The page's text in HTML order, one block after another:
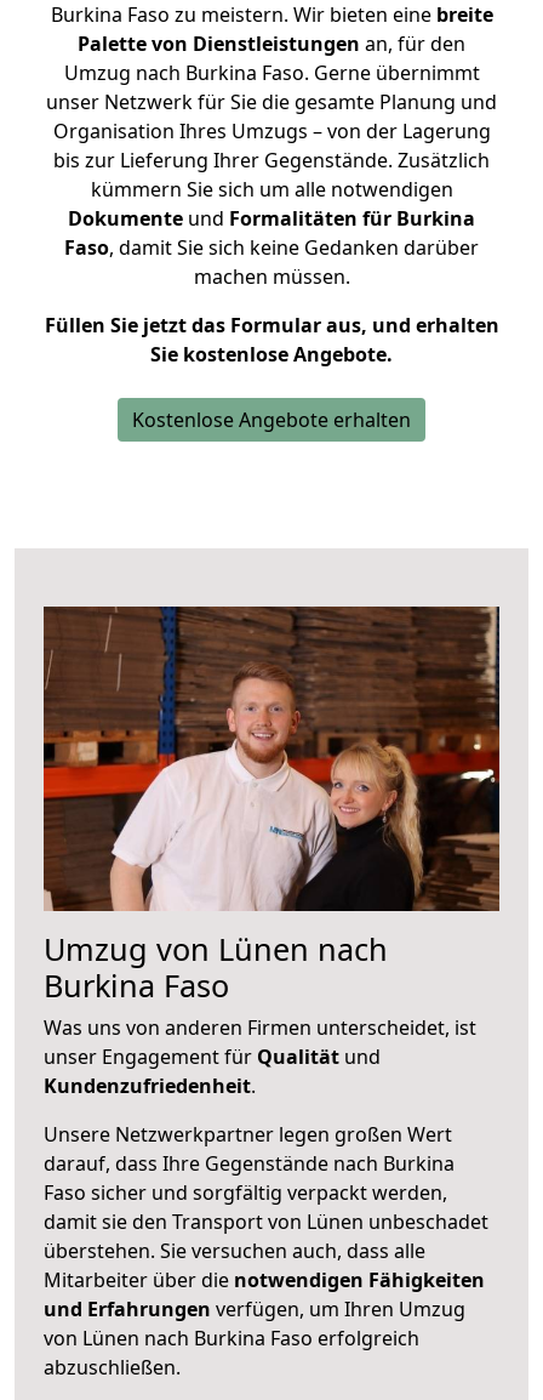
Burkina Faso zu meistern. Wir bieten eine breite
Palette von Dienstleistungen an, für den
Umzug nach Burkina Faso. Gerne übernimmt
unser Netzwerk für Sie die gesamte Planung und
Organisation Ihres Umzugs – von der Lagerung
bis zur Lieferung Ihrer Gegenstände. Zusätzlich
kümmern Sie sich um alle notwendigen
Dokumente und Formalitäten für Burkina
Faso, damit Sie sich keine Gedanken darüber
machen müssen.
Füllen Sie jetzt das Formular aus, und erhalten
Sie kostenlose Angebote.
Kostenlose Angebote erhalten
Umzug von Lünen nach
Burkina Faso
Was uns von anderen Firmen unterscheidet, ist
unser Engagement für Qualität und
Kundenzufriedenheit.
Unsere Netzwerkpartner legen großen Wert
darauf, dass Ihre Gegenstände nach Burkina
Faso sicher und sorgfältig verpackt werden,
damit sie den Transport von Lünen unbeschadet
überstehen. Sie versuchen auch, dass alle
Mitarbeiter über die notwendigen Fähigkeiten
und Erfahrungen verfügen, um Ihren Umzug
von Lünen nach Burkina Faso erfolgreich
abzuschließen.